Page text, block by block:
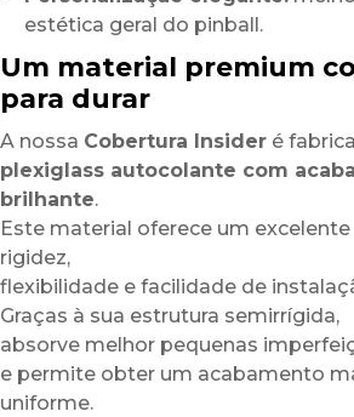
estética geral do pinball.
Um material premium
para durar
A nossa Cobertura Insider é
plexiglass autocolante com
brilhante.
Este material oferece um
rigidez,
flexibilidade e facilidade de
Graças à sua estrutura semirrígida,
absorve melhor pequenas
e permite obter um acabamento
uniforme.